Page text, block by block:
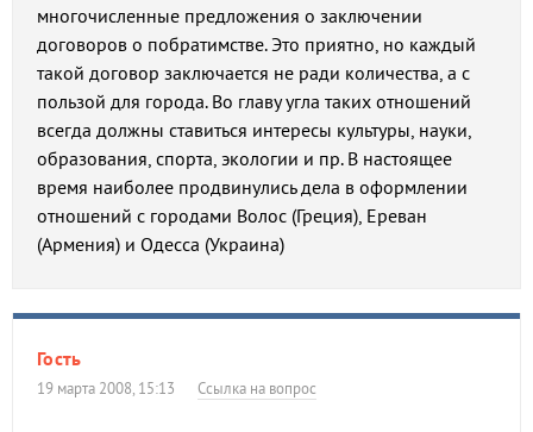
многочисленные предложения о заключении
договоров о побратимстве. Это приятно, но каждый
такой договор заключается не ради количества, а с
пользой для города. Во главу угла таких отношений
всегда должны ставиться интересы культуры, науки,
образования, спорта, экологии и пр. В настоящее
время наиболее продвинулись дела в оформлении
отношений с городами Волос (Греция), Ереван
(Армения) и Одесса (Украина)
Гость
19 марта 2008, 15:13 Ссылка на вопрос